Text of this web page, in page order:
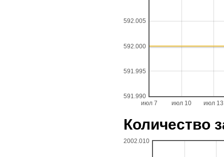
июл 7 июл 10 июл 13
591.990
591.995
592.000
592.005
Количество
2002.010